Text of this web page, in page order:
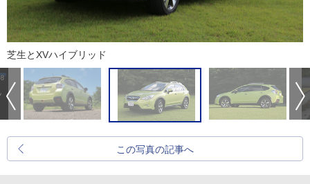
芝生とXVハイブリッド
この写真の記事へ